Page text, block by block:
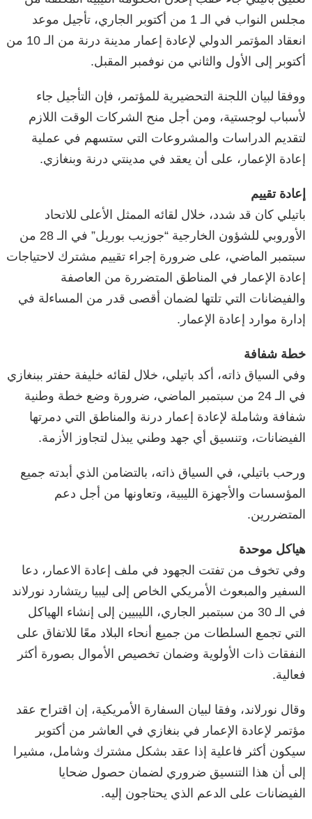
مجلس النواب في الـ 1 من أكتوبر الجاري، تأجيل موعد
انعقاد المؤتمر الدولي لإعادة إعمار مدينة درنة من الـ 10 من
أكتوبر إلى الأول والثاني من نوفمبر المقبل.
ووفقا لبيان اللجنة التحضيرية للمؤتمر، فإن التأجيل جاء
لأسباب لوجستية، ومن أجل منح الشركات الوقت اللازم
لتقديم الدراسات والمشروعات التي ستسهم في عملية
إعادة الإعمار، على أن يعقد في مدينتي درنة وبنغازي.
إعادة تقييم
باتيلي كان قد شدد، خلال لقائه الممثل الأعلى للاتحاد
الأوروبي للشؤون الخارجية “جوزيب بوريل” في الـ 28 من
سبتمبر الماضي، على ضرورة إجراء تقييم مشترك لاحتياجات
إعادة الإعمار في المناطق المتضررة من العاصفة
والفيضانات التي تلتها لضمان أقصى قدر من المساءلة في
إدارة موارد إعادة الإعمار.
خطة شفافة
وفي السياق ذاته، أكد باتيلي، خلال لقائه خليفة حفتر ببنغازي
في الـ 24 من سبتمبر الماضي، ضرورة وضع خطة وطنية
شفافة وشاملة لإعادة إعمار درنة والمناطق التي دمرتها
الفيضانات، وتنسيق أي جهد وطني يبذل لتجاوز الأزمة.
ورحب باتيلي، في السياق ذاته، بالتضامن الذي أبدته جميع
المؤسسات والأجهزة الليبية، وتعاونها من أجل دعم
المتضررين.
هياكل موحدة
وفي تخوف من تفتت الجهود في ملف إعادة الاعمار، دعا
السفير والمبعوث الأمريكي الخاص إلى ليبيا ريتشارد نورلاند
في الـ 30 من سبتمبر الجاري، الليبيين إلى إنشاء الهياكل
التي تجمع السلطات من جميع أنحاء البلاد معًا للاتفاق على
النفقات ذات الأولوية وضمان تخصيص الأموال بصورة أكثر
فعالية.
وقال نورلاند، وفقا لبيان السفارة الأمريكية، إن اقتراح عقد
مؤتمر لإعادة الإعمار في بنغازي في العاشر من أكتوبر
سيكون أكثر فاعلية إذا عقد بشكل مشترك وشامل، مشيرا
إلى أن هذا التنسيق ضروري لضمان حصول ضحايا
الفيضانات على الدعم الذي يحتاجون إليه.